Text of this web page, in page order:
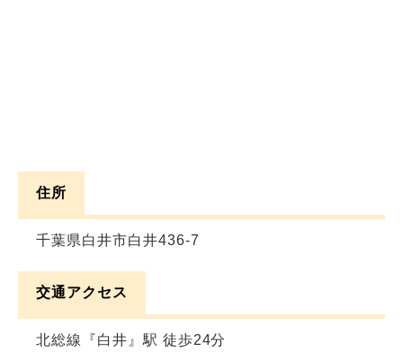
住所
千葉県白井市白井436-7
交通アクセス
北総線『白井』駅 徒歩24分